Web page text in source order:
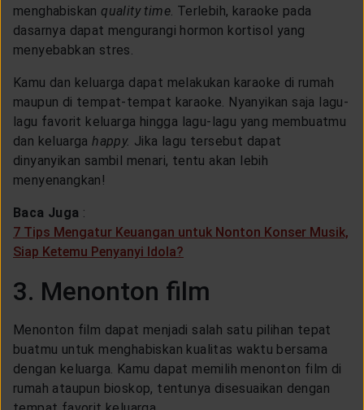
menghabiskan quality time . Terlebih, karaoke pada
dasarnya dapat mengurangi hormon kortisol yang
menyebabkan stres.
Kamu dan keluarga dapat melakukan karaoke di rumah
maupun di tempat-tempat karaoke. Nyanyikan saja lagu-
lagu favorit keluarga hingga lagu-lagu yang membuatmu
dan keluargahappy. Jika lagu tersebut dapat
dinyanyikan sambil menari, tentu akan lebih
menyenangkan!
Baca Juga :
7 Tips Mengatur Keuangan untuk Nonton Konser Musik,
Siap Ketemu Penyanyi Idola?
3. Menonton film
Menonton film dapat menjadi salah satu pilihan tepat
buatmu untuk menghabiskan kualitas waktu bersama
dengan keluarga. Kamu dapat memilih menonton film di
rumah ataupun bioskop, tentunya disesuaikan dengan